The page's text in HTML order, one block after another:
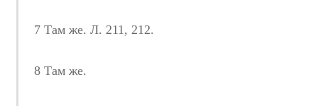
7 Там же. Л. 211, 212.
8 Там же.